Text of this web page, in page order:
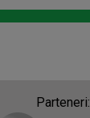
Parteneri: